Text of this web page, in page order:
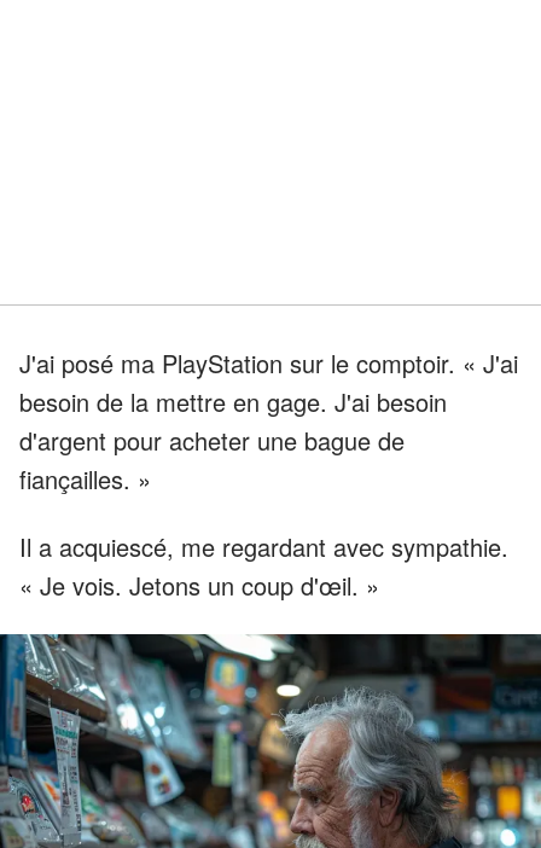
J'ai posé ma PlayStation sur le comptoir. « J'ai
besoin de la mettre en gage. J'ai besoin
d'argent pour acheter une bague de
fiançailles. »
Il a acquiescé, me regardant avec sympathie.
« Je vois. Jetons un coup d'œil. »